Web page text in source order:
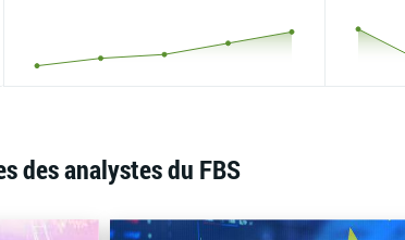
des analystes du FBS